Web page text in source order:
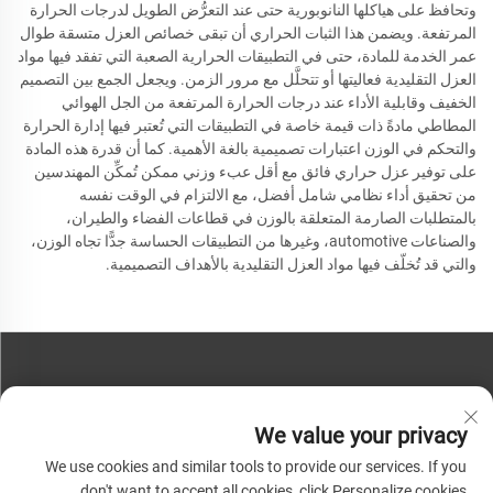
وتحافظ على هياكلها النانوبورية حتى عند التعرُّض الطويل لدرجات الحرارة
المرتفعة. ويضمن هذا الثبات الحراري أن تبقى خصائص العزل متسقة طوال
عمر الخدمة للمادة، حتى في التطبيقات الحرارية الصعبة التي تفقد فيها مواد
العزل التقليدية فعاليتها أو تتحلَّل مع مرور الزمن. ويجعل الجمع بين التصميم
الخفيف وقابلية الأداء عند درجات الحرارة المرتفعة من الجل الهوائي
المطاطي مادةً ذات قيمة خاصة في التطبيقات التي تُعتبر فيها إدارة الحرارة
والتحكم في الوزن اعتبارات تصميمية بالغة الأهمية. كما أن قدرة هذه المادة
على توفير عزل حراري فائق مع أقل عبء وزني ممكن تُمكِّن المهندسين
من تحقيق أداء نظامي شامل أفضل، مع الالتزام في الوقت نفسه
بالمتطلبات الصارمة المتعلقة بالوزن في قطاعات الفضاء والطيران،
والصناعات automotive، وغيرها من التطبيقات الحساسة جدًّا تجاه الوزن،
والتي قد تُخلّف فيها مواد العزل التقليدية بالأهداف التصميمية.
هاتف:+86-13793890209
هاتف:+86-13793890209
We value your privacy
We use cookies and similar tools to provide our services. If you